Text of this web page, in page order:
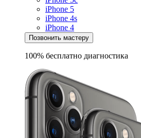
iPhone 5
iPhone 4s
iPhone 4
Позвонить мастеру
100% бесплатно диагностика